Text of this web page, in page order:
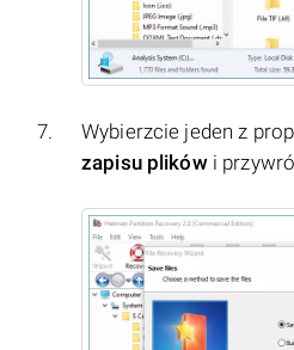
Wybierzcie jeden z
zapisu plikówi